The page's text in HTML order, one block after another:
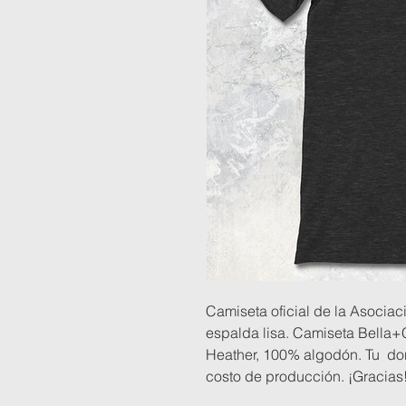
Camiseta oficial de la
espalda lisa. Camiseta
Heather, 100% algodón. Tu
costo de producción.